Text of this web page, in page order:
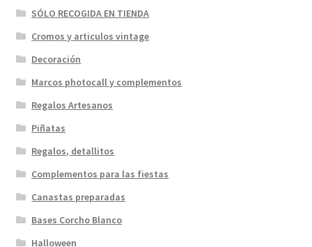
SÓLO RECOGIDA EN TIENDA
Cromos y articulos vintage
Decoración
Marcos photocall y complementos
Regalos Artesanos
Piñatas
Regalos, detallitos
Complementos para las fiestas
Canastas preparadas
Bases Corcho Blanco
Halloween